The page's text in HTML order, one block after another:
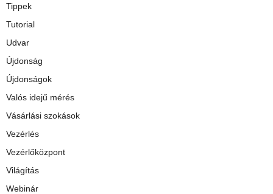
Tippek
Tutorial
Udvar
Újdonság
Újdonságok
Valós idejű mérés
Vásárlási szokások
Vezérlés
Vezérlőközpont
Világítás
Webinár